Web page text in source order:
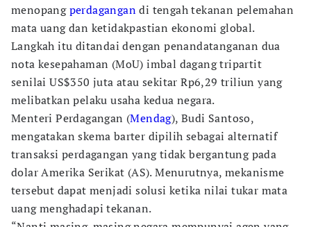
menopangperdagangandi tengah tekanan pelemahan
mata uang dan ketidakpastian ekonomi global.
Langkah itu ditandai dengan penandatanganan dua
nota kesepahaman (MoU) imbal dagang tripartit
senilai US$350 juta atau sekitar Rp6,29 triliun yang
melibatkan pelaku usaha kedua negara.
Menteri Perdagangan (Mendag), Budi Santoso,
mengatakan skema barter dipilih sebagai alternatif
transaksi perdagangan yang tidak bergantung pada
dolar Amerika Serikat (AS). Menurutnya, mekanisme
tersebut dapat menjadi solusi ketika nilai tukar mata
uang menghadapi tekanan.